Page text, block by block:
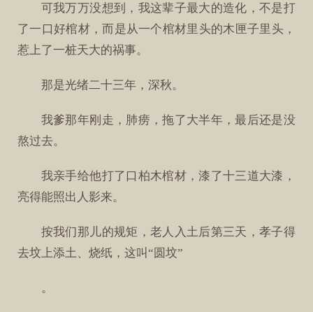
可我万万没想到，我这辈子最大的造化，不是打
了一口好棺材，而是从一个棺材里头的木匣子里头，
惹上了一桩天大的祸事。
那是光绪二十三年，深秋。
我爹那年刚走，肺痨，拖了大半年，最后还是没
熬过去。
我亲手给他打了口柏木棺材，漆了十三道大漆，
亮得能照出人影来。
按我们那儿的规矩，老人入土后第三天，孝子得
去坟上添土、烧纸，这叫“圆坟”
。